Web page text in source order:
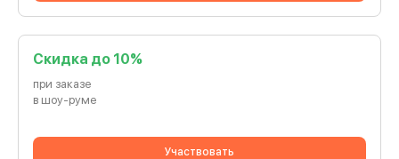
Cкидка до 10%
при заказе
в шоу-руме
Участвовать